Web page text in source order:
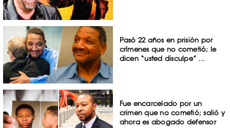
Pasó 22 años en prisión por
crímenes que no cometió; le
dicen “usted disculpe” ...
Fue encarcelado por un
crimen que no cometió; salió y
ahora es abogado defensor